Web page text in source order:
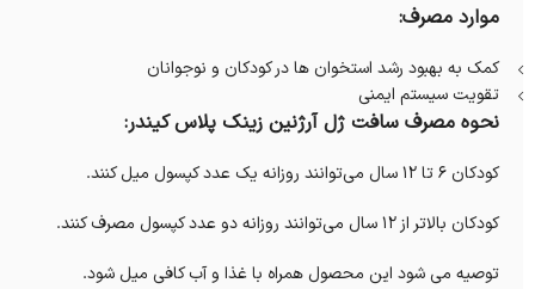
موارد مصرف:
کمک به بهبود رشد استخوان ها در کودکان و نوجوانان
تقویت سیستم ایمنی
نحوه مصرف سافت ژل آرژنین زینک پلاس کیندر:
کودکان 6 تا 12 سال می‌توانند روزانه یک عدد کپسول میل کنند.
کودکان بالاتر از 12 سال می‌توانند روزانه دو عدد کپسول مصرف کنند.
توصیه می شود این محصول همراه با غذا و آب کافی میل شود.